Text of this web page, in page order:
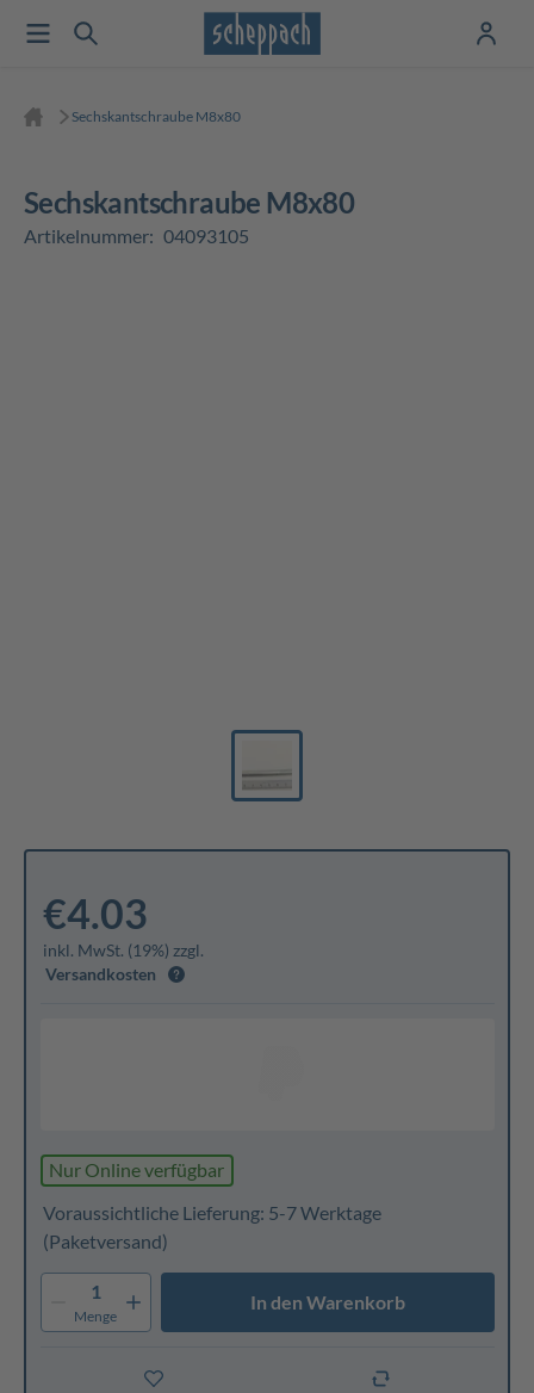
Sechskantschraube M8x80
Sechskantschraube M8x80
Artikelnummer: 04093105
€4.03
inkl. MwSt. (19%) zzgl.
Versandkosten
Nur Online verfügbar
Voraussichtliche Lieferung: 5-7 Werktage
(Paketversand)
1
Menge
In den Warenkorb